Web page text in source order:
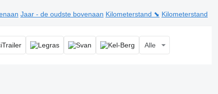
Jaar - de oudste bovenaan Kilometerstand ⬊ Kilometerstand
Alle